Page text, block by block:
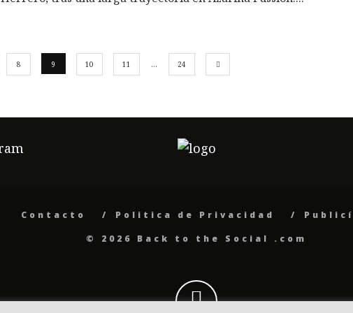
8 9 10 11 … 24
Contacto Politica de Privacidad
© 2026 Back to the Social .com